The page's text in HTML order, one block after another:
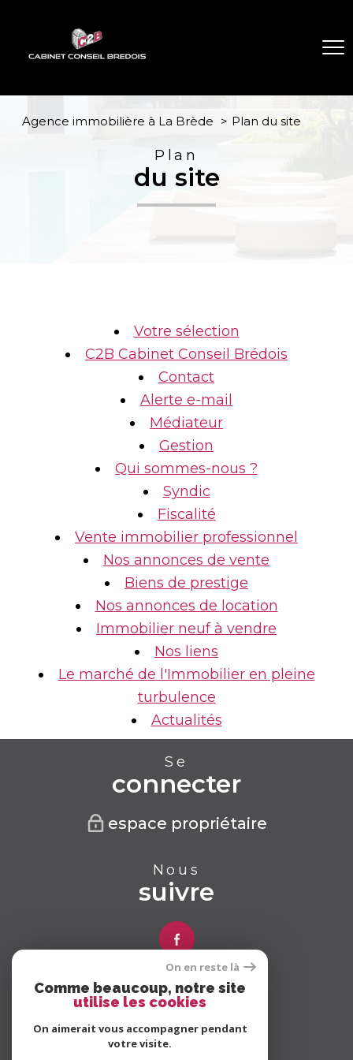
Agence immobilière à La Brède Plan du site
Plan
du site
Votre sélection
C2B Cabinet Conseil Brédois
Contact
Alerte e-mail
Médiateur
Gestion
Qui sommes-nous ?
Syndic
Fiscalité
Vente immobilier professionnel
Nos annonces de vente
Biens de prestige
Nos annonces de location
Immobilier neuf à vendre
Nos liens
Le marché de l'Immobilier en pleine
turbulence
Actualités
Se
connecter
espace propriétaire
Nous
suivre
Nous
adhérons
On en reste là
Comme beaucoup, notre site
utilise les cookies
On aimerait vous accompagner pendant
votre visite.